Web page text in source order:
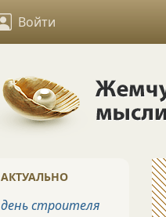
Войти
АКТУАЛЬНО
день строителя